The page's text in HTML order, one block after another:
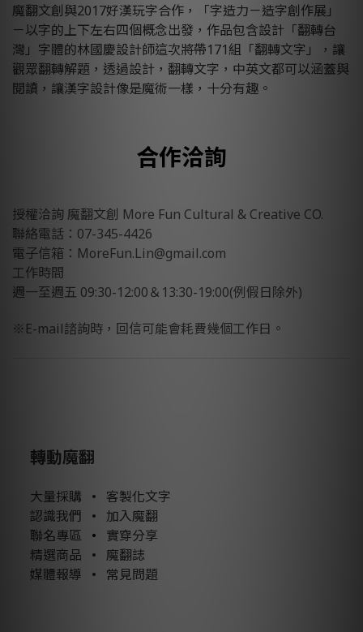
魔翻文創與2017好漢玩字合作，「字造力－造字創作展」
－以字的上下左右四個概念出發，作品包含設計「翻轉台
灣」字體的林國慶設計師這次將帶171組「翻轉文字」，讓
觀眾翻轉解題，透過設計，翻轉文字，中英文都可以涵蓋與
閱讀，讓漢字設計像是魔術一樣，十分有趣。
合作洽詢
授權洽詢 魔翻文創 More Fun Cultural & Creative CO.
聯絡電話：07-345-4426
電子信箱：MoreFun.Lin@gmail.com
工作時間
週一至週五 09:30-12:00＆13:30-19:00(例假日除外)
※E-mail諮詢時，回信可能會耗費幾個工作日。
轉動魔翻
大量採購 •
客製化文字
認識我們 •
加入魔翻
聯名專區 •
實穿分享
精選商品 • 魔翻誌
媒體報導
• 常見問題